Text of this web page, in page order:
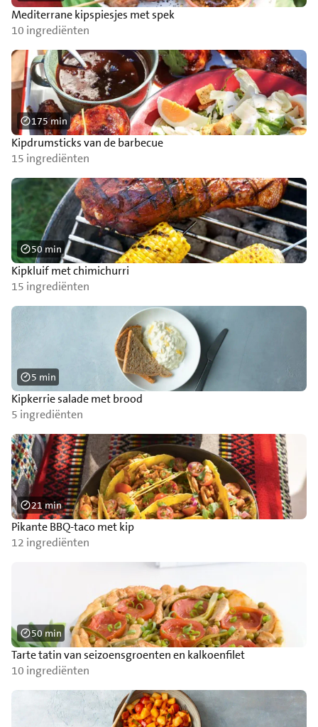
Mediterrane kipspiesjes met spek
10 ingrediënten
Kipdrumsticks van de barbecue
15 ingrediënten
175 min
Kipkluif met chimichurri
15 ingrediënten
50 min
Kipkerrie salade met brood
5 ingrediënten
5 min
Pikante BBQ-taco met kip
12 ingrediënten
21 min
Tarte tatin van seizoensgroenten en kalkoenfilet
10 ingrediënten
50 min